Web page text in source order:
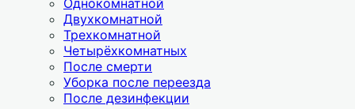
Однокомнатной
Двухкомнатной
Трехкомнатной
Четырёхкомнатных
После смерти
Уборка после переезда
После дезинфекции